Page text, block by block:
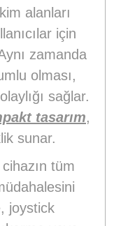
alanları
için
zamanda
olması,
sağlar.
tasarım,
sunar.
tüm
joystick